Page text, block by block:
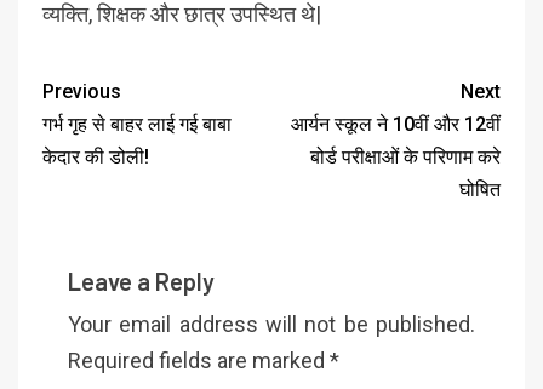
व्यक्ति, शिक्षक और छात्र उपस्थित थे|
Previous
गर्भ गृह से बाहर लाई गई बाबा
केदार की डोली!
Next
आर्यन स्कूल ने 10वीं और 12वीं
बोर्ड परीक्षाओं के परिणाम करे
घोषित
Leave a Reply
Your email address will not be published.
Required fields are marked *